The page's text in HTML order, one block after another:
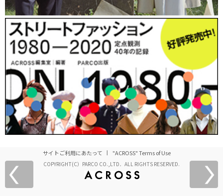
サイトご利用にあたって "ACROSS" Terms of Use
COPYRIGHT(C）PARCO CO.,LTD．ALL RIGHTS RESERVED.